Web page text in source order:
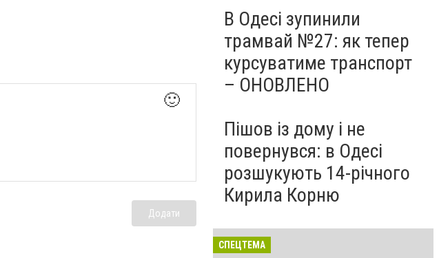
🙂
Додати
В Одесі зупинили
трамвай №27: як тепер
курсуватиме транспорт
– ОНОВЛЕНО
Пішов із дому і не
повернувся: в Одесі
розшукують 14-річного
Кирила Корню
СПЕЦТЕМА